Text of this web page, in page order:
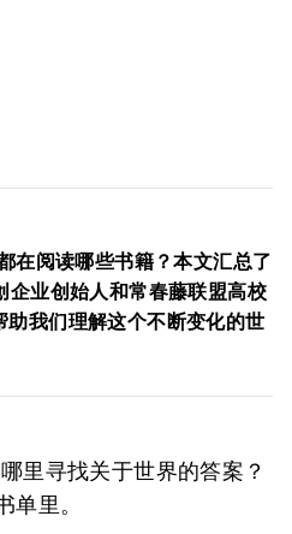
在阅读哪些书籍？本文汇总了
企业创始人和常春藤联盟高校
我们理解这个不断变化的世
里寻找关于世界的答案？
单里。